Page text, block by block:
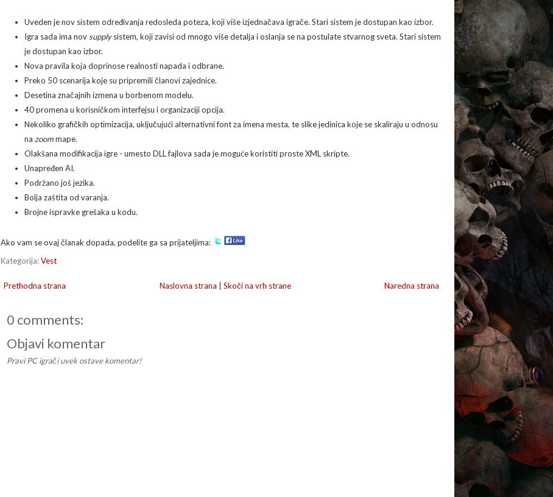
Uveden je nov sistem određivanja redosleda poteza, koji više izjednačava igrače. Stari sistem je dostupan kao izbor.
Igra sada ima nov supplysistem, koji zavisi od mnogo više detalja i oslanja se na postulate stvarnog sveta. Stari sistem
je dostupan kao izbor.
Nova pravila koja doprinose realnosti napada i odbrane.
Preko 50 scenarija koje su pripremili članovi zajednice.
Desetina značajnih izmena u borbenom modelu.
40 promena u korisničkom interfejsu i organizaciji opcija.
Nekoliko grafičkih optimizacija, uključujući alternativni font za imena mesta, te slike jedinica koje se skaliraju u odnosu
na zoommape.
Olakšana modifikacija igre - umesto DLL fajlova sada je moguće koristiti proste XML skripte.
Unapređen AI.
Podržano još jezika.
Bolja zaštita od varanja.
Brojne ispravke grešaka u kodu.
Ako vam se ovaj članak dopada, podelite ga sa prijateljima:
Kategorija:Vest
Naredna strana
Prethodna strana Naslovna strana | Skoči na vrh strane
0 comments:
Objavi komentar
Pravi PC igrači uvek ostave komentar!